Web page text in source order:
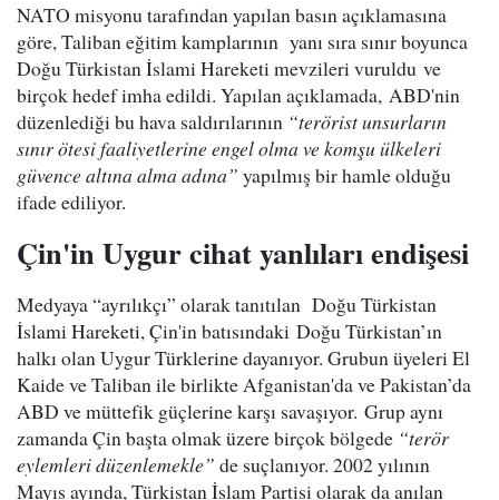
NATO misyonu tarafından yapılan basın açıklamasına
göre, Taliban eğitim kamplarının yanı sıra sınır boyunca
Doğu Türkistan İslami Hareketi mevzileri vuruldu ve
birçok hedef imha edildi. Yapılan açıklamada, ABD'nin
düzenlediği bu hava saldırılarının “terörist unsurların
sınır ötesi faaliyetlerine engel olma ve komşu ülkeleri
güvence altına alma adına” yapılmış bir hamle olduğu
ifade ediliyor.
Çin'in Uygur cihat yanlıları endişesi
Medyaya “ayrılıkçı” olarak tanıtılan Doğu Türkistan
İslami Hareketi, Çin'in batısındaki Doğu Türkistan’ın
halkı olan Uygur Türklerine dayanıyor. Grubun üyeleri El
Kaide ve Taliban ile birlikte Afganistan'da ve Pakistan’da
ABD ve müttefik güçlerine karşı savaşıyor. Grup aynı
zamanda Çin başta olmak üzere birçok bölgede “terör
eylemleri düzenlemekle” de suçlanıyor. 2002 yılının
Mayıs ayında, Türkistan İslam Partisi olarak da anılan